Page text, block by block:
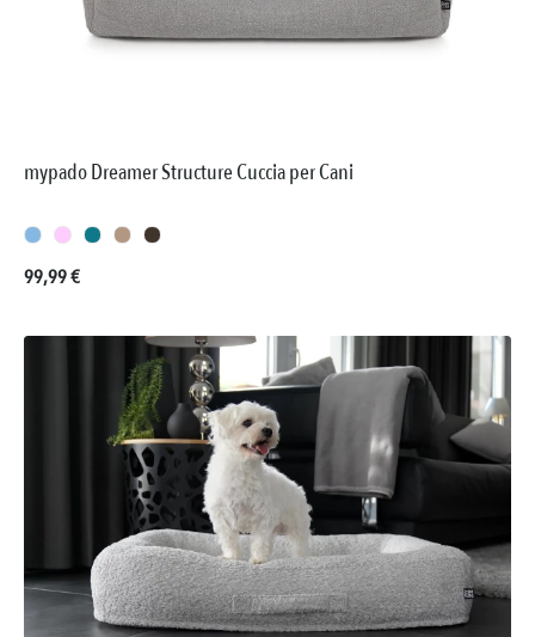
mypado Dreamer Structure Cuccia per Cani
Prezzo normale:
99,99 €